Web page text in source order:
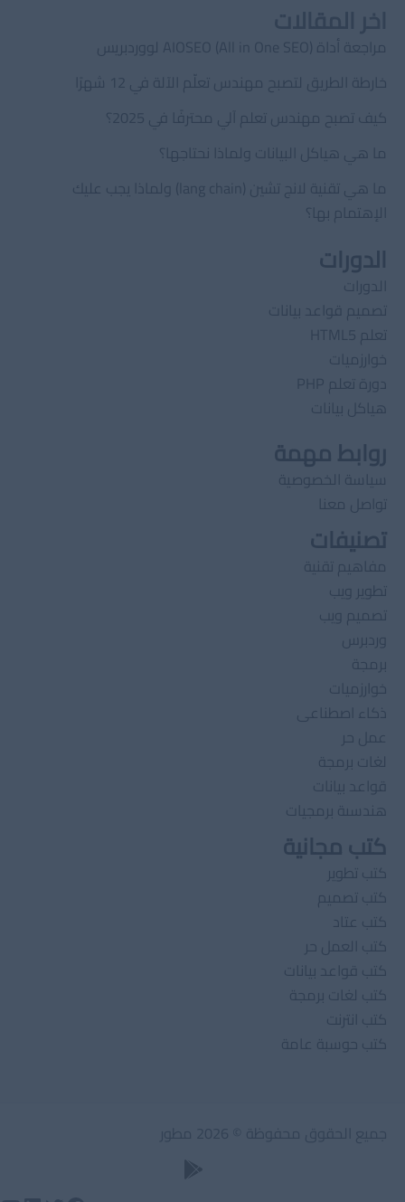
مراجعة أداة AIOSEO (All in One SEO) لووردبريس
خارطة الطريق لتصبح مهندس تعلّم الآلة في 12 شهرًا
كيف تصبح مهندس تعلم آلي محترفًا في 2025؟
ما هي هياكل البيانات ولماذا نحتاجها؟
ما هي تقنية لانج تشين (lang chain) ولماذا يجب عليك
الإهتمام بها؟
الدورات
الدورات
تصميم قواعد بيانات
تعلم HTML5
خوارزميات
دورة تعلم PHP
هياكل بيانات
روابط مهمة
سياسة الخصوصية
تواصل معنا
تصنيفات
مفاهيم تقنية
تطوير ويب
تصميم ويب
وردبرس
برمجة
خوارزميات
ذكاء اصطناعى
عمل حر
لغات برمجة
قواعد بيانات
هندسىة برمجيات
كتب مجانية
كتب تطوير
كتب تصميم
كتب عتاد
كتب العمل حر
كتب قواعد بيانات
كتب لغات برمجة
كتب انترنت
كتب حوسبة عامة